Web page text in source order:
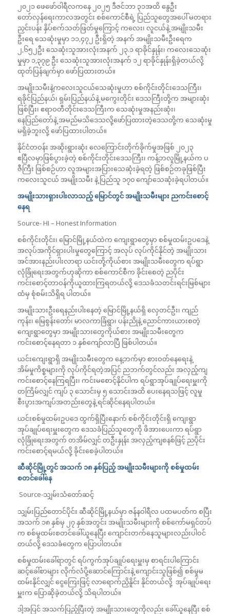
၂၀၂၁ ဖေဖော်ဝါရီလကနေ ၂၀၂၅ ဒီဇင်ဘာ ၃၁အထိ နွေဦး
တော်လှန်ရေးကာလအတွင်း စစ်ကောင်စီရဲ့ ပြည်သူတွေအပေါ် မတရား
ညှင်းပန်း နှိပ်စက်သတ်ဖြတ်မှုကြောင့် ကလေး၊ လူငယ်နဲ့ အမျိုးသမီး
ဦးရေ သေဆုံးမှုမှာ ၁၁,၄၇၂ ဦးရှိတဲ့ အနက် အမျိုးသမီးဦးရေက
၂,၆၅၂ဦး သေဆုံးသူအားလုံးအနက် ၂၃.၁ ရာခိုင်နှုန်း၊ ကလေးသေဆုံး
မှုမှာ ၁,၃၇၉ ဦး သေဆုံးသူအားလုံးအနက် ၁၂ ရာခိုင်နှုန်းရှိခဲ့တယ်လို့
ထုတ်ပြန်ချက်မှာ ဖော်ပြထားတယ်။
အမျိုးသမီးနဲ့ကလေးသူငယ်သေဆုံးမှုဟာ စစ်ကိုင်းတိုင်းဒေသကြီး၊
ရခိုင်ပြည်နယ်၊ ရှမ်းပြည်နယ်နဲ့ မကွေးတိုင်း ဒေသကြီးတို့က အများဆုံး
ဖြစ်ပြီး၊ ဧရာဝတီတိုင်းဒေသကြီးက သေဆုံးမှုအနည်းဆုံး၊
နေပြည်တော်နဲ့ အမည်မသိဒေသလို့ဖော်ပြထားတဲ့ဒေသတို့က သေဆုံးမှု
မရှိခဲ့ဘူးလို့ ဖော်ပြထားပါတယ်။
နိုင်ငံတဝန်း အဆိုးရွားဆုံး လေကြောင်းတိုက်ခိုက်မှုအဖြစ် ၂၀၂၃
ဧပြီလမှာဖြစ်ပွားခဲ့တဲ့ စစ်ကိုင်းတိုင်းဒေသကြီး၊ ကန့်ဘလူမြို့နယ်က ပ
ဇီကြီး ဖြစ်စဉ်ဟာ လူအများအပြားသေဆုံးခဲ့ရတဲ့ ဖြစ်စဉ်တခုဖြစ်ပြီး
ကလေးသူငယ် အမျိုးသမီး နဲ့ ပြည်သူ ၁၇၀ ကျော်သေဆုံးခဲ့ရပါတယ်။
အမျိုးသားရှားပါးလာသည့် မြောင်တွင် အမျိုးသမီးများ ညကင်းစောင့်
နေရ
Source- HI – Honest Information
စစ်ကိုင်းတိုင်း၊ မြောင်မြို့နယ်ထဲက ကျေးရွာတွေမှာ စစ်မှုထမ်းဥပဒေနဲ့
အလုပ်အကိုင်ရှားပါးမှုတွေကြောင့် အလုပ် လုပ်ကိုင်နိုင်တဲ့ အမျိုးသား
အင်အားနည်းပါးလာရာ ယင်းတို့ကိုယ်စား အမျိုးသမီးတွေက ရပ်ရွာ
လုံခြုံရေးအတွက်ဟုဆိုကာ စစ်ကောင်စီက ခိုင်းစေတဲ့ ညပိုင်း
ကင်းစောင့်တာဝန်ကိုယူထားကြရတယ်လို့ ဒေသခံသတင်းရင်းမြစ်များ
ထံမှ စုံစမ်းသိရှိရ ပါတယ်။
အမျိုးသားဦးရေနည်းပါးနေတဲ့ မြောင်မြို့နယ်ရှိ လှေတင်ဦး၊ ကျည်
ကုန်း၊ မြေစွန်းတော်၊ မာလကာခြံရွာ၊ ပန်းညိုနဲ့ ညောင်ကားယားစတဲ့
ကျေးရွာတွေမှာ အမျိုးသားတွေကိုယ်စား အမျိုးသမီးတွေက
ကင်းစောင့်နေရတာ ၁ နှစ်ကျော်လာပြီ ဖြစ်ပါတယ်။
ယင်းကျေးရွာရှိ အမျိုးသမီးတွေက နေ့ဘက်မှာ စားဝတ်နေရေးနဲ့
အိမ်မှုကိစ္စများကို လုပ်ကိုင်ရတဲ့အပြင် ညဘက်တွင်လည်း အလှည့်ကျ
ကင်းစောင့်နေကြရပြီး၊ ကင်းမစောင့်နိုင်ပါက ရပ်ရွာအုပ်ချုပ်ရေးမှူးကို
တကြိမ်လျှင် ကျပ် ၃ သောင်းမှ ၅ သောင်းအထိ ပေးနေရသဖြင့် လူမှု
စီးပွားအကျပ်အတည်းတွေနဲ့ ရင်ဆိုင်နေရပါတယ်။
ယင်းစစ်မှုထမ်းဥပဒေ ထွက်ရှိပြီးနောက် စစ်ကိုင်းတိုင်းရှိ ကျေးရွာ
အုပ်ချုပ်ရေးမှူးတွေက ဒေသခံပြည်သူတွေကို ဖိအားပေးကာ ရပ်ရွာ
လုံခြုံရေးအတွက် တအိမ်လျှင် တဦးနှုန်း အလှည့်ကျစနစ်ဖြင့် ညပိုင်း
ကင်းစောင့်ရမယ်လို့ ခိုင်းစေခဲ့ပါတယ်။
ဆီဆိုင်မြို့တွင် အသက် ၁၈ နှစ်ပြည့် အမျိုးသမီးများကို စစ်မှုထမ်း
စတင်ခေါ်နေ
Source-သျှမ်းသံတော်ဆင့်
သျှမ်းပြည်တောင်ပိုင်း ဆီဆိုင်မြို့နယ်မှာ ဇန်နဝါရီလ ပထမပတ်က စပြီး
အသက် ၁၈ နှစ်မှ ၂၇ နှစ်အတွင်း အမျိုးသမီးများကို စစ်ကော်မရှင်တပ်
က စစ်မှုထမ်းစတင်ခေါ်ယူနေပြီး ကျောင်းတက်နေသူများလည်းပါဝင်
တယ်လို့ ဒေသခံတွေက ပြောပါတယ်။
စစ်မှုထမ်းခေါ်ရာတွင် ရပ်ကွက်အုပ်ချုပ်ရေးမှူးမှ စာရင်းပါကြောင်း
ဆင့်ခေါ်စာများ လိုက်လံပို့ဆောင်ကြောင်းနဲ့ ကျောင်းသူဖြစ်၍ စစ်မှုမ
ထမ်းနိုင်လျှင် ငွေကြေးဖြင့် လာရောက်ညှိနိူင်း နိုင်တယ်လို့ အုပ်ချုပ်ရေး
မှူးက ပြောဆိုခဲ့တယ်လို့ သိရပါတယ်။
ဒါ့အပြင် အသက်ပြည့်ပြီးတဲ့ အမျိုးသားတွေကိုလည်း ခေါ်ယူ‌နေပြီး စစ်